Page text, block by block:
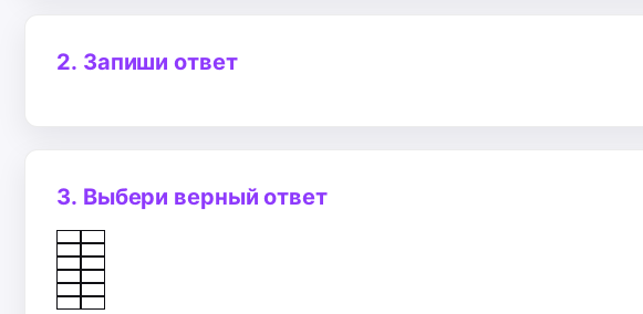
2. Запиши ответ
3. Выбери верный ответ